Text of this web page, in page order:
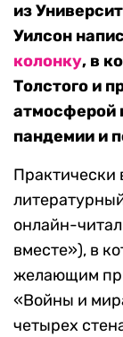
из
Уилсон
колонку, в
Толстого и
атмосферой
пандемии и
Практически
онлайн-
вместе»), в
желающим
«Войны и
четырех